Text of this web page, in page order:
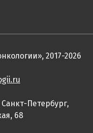
2017-2026
Санкт-Петербург,
68